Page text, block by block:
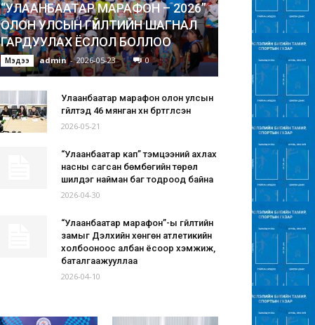
“УЛААНБААТАР МАРАФОН – 2026”
ОЛОН УЛСЫН ГҮЙЛТИЙН ШАГНАЛ
ГАРДУУЛАХ ЁСЛОЛ БОЛЛОО
Мэдээ admin - 2026-05-23 0
Улаанбаатар марафон олон улсын
гүйлтэд 46 мянган хүн бүртгүүлсэн
2026-05-21
“Улаанбаатар кап” тэмцээний ахлах
насны сагсан бөмбөгийн төрөл
шилдэг найман баг тодроод байна
2026-04-30
“Улаанбаатар марафон”-ы гүйлтийн
замыг Дэлхийн хөнгөн атлетикийн
холбооноос албан ёсоор хэмжиж,
баталгаажууллаа
2026-04-10